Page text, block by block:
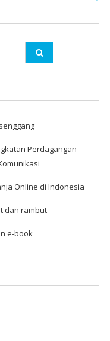
Perdagangan
Online di Indonesia
dan rambut
e-book